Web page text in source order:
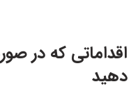
اقداماتی که در
دهید